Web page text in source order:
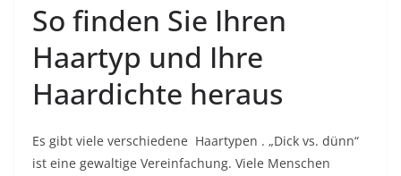
So finden Sie Ihren
Haartyp und Ihre
Haardichte heraus
Es gibt viele verschiedene Haartypen . „Dick vs. dünn“
ist eine gewaltige Vereinfachung. Viele Menschen